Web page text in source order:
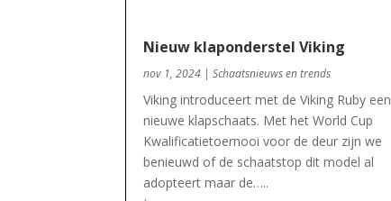
Nieuw klaponderstel Viking
nov 1, 2024 |Schaatsnieuws en trends
Viking introduceert met de Viking Ruby een
nieuwe klapschaats. Met het World Cup
Kwalificatietoernooi voor de deur zijn we
benieuwd of de schaatstop dit model al
adopteert maar de…..